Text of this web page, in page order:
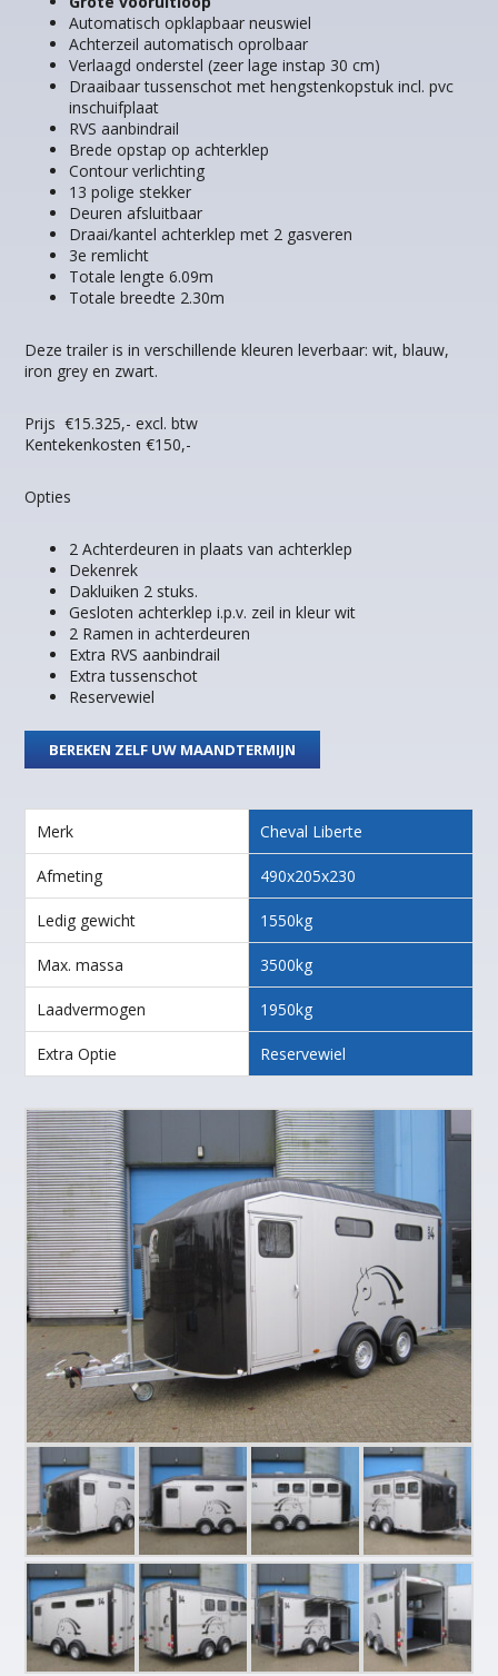
Automatisch opklapbaar neuswiel
Achterzeil automatisch oprolbaar
Verlaagd onderstel (zeer lage instap 30 cm)
Draaibaar tussenschot met hengstenkopstuk incl. pvc
inschuifplaat
RVS aanbindrail
Brede opstap op achterklep
Contour verlichting
13 polige stekker
Deuren afsluitbaar
Draai/kantel achterklep met 2 gasveren
3e remlicht
Totale lengte 6.09m
Totale breedte 2.30m
Deze trailer is in verschillende kleuren leverbaar: wit, blauw,
iron grey en zwart.
Prijs €15.325,- excl. btw
Kentekenkosten €150,-
Opties
2 Achterdeuren in plaats van achterklep
Dekenrek
Dakluiken 2 stuks.
Gesloten achterklep i.p.v. zeil in kleur wit
2 Ramen in achterdeuren
Extra RVS aanbindrail
Extra tussenschot
Reservewiel
BEREKEN ZELF UW MAANDTERMIJN
Merk Cheval Liberte
Afmeting 490x205x230
Ledig gewicht 1550kg
Max. massa 3500kg
Laadvermogen 1950kg
Extra Optie Reservewiel